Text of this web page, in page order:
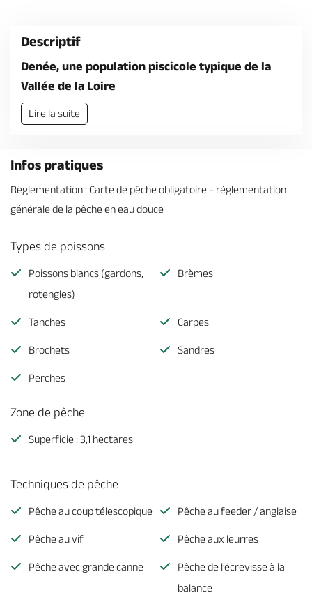
Brochures & Cartes
Descriptif
Denée, une population piscicole typique de la
Vallée de la Loire
Lire la suite
Infos pratiques
Règlementation : Carte de pêche obligatoire - réglementation
générale de la pêche en eau douce
Types de poissons
Poissons blancs (gardons,
rotengles)
Brèmes
Tanches Carpes
Brochets Sandres
Perches
Zone de pêche
Superficie : 3,1 hectares
Techniques de pêche
Pêche au coup télescopique Pêche au feeder / anglaise
Pêche au vif Pêche aux leurres
Pêche avec grande canne
Pêche de l’écrevisse à la
balance